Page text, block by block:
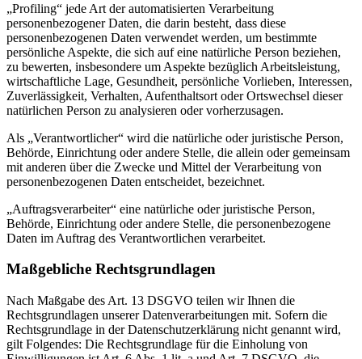
„Profiling“ jede Art der automatisierten Verarbeitung
personenbezogener Daten, die darin besteht, dass diese
personenbezogenen Daten verwendet werden, um bestimmte
persönliche Aspekte, die sich auf eine natürliche Person beziehen,
zu bewerten, insbesondere um Aspekte bezüglich Arbeitsleistung,
wirtschaftliche Lage, Gesundheit, persönliche Vorlieben, Interessen,
Zuverlässigkeit, Verhalten, Aufenthaltsort oder Ortswechsel dieser
natürlichen Person zu analysieren oder vorherzusagen.
Als „Verantwortlicher“ wird die natürliche oder juristische Person,
Behörde, Einrichtung oder andere Stelle, die allein oder gemeinsam
mit anderen über die Zwecke und Mittel der Verarbeitung von
personenbezogenen Daten entscheidet, bezeichnet.
„Auftragsverarbeiter“ eine natürliche oder juristische Person,
Behörde, Einrichtung oder andere Stelle, die personenbezogene
Daten im Auftrag des Verantwortlichen verarbeitet.
Maßgebliche Rechtsgrundlagen
Nach Maßgabe des Art. 13 DSGVO teilen wir Ihnen die
Rechtsgrundlagen unserer Datenverarbeitungen mit. Sofern die
Rechtsgrundlage in der Datenschutzerklärung nicht genannt wird,
gilt Folgendes: Die Rechtsgrundlage für die Einholung von